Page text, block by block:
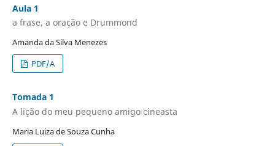
Aula 1
a frase, a oração e Drummond
Amanda da Silva Menezes
PDF/A
Tomada 1
A lição do meu pequeno amigo cineasta
Maria Luiza de Souza Cunha